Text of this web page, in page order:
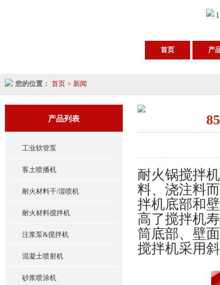
首页 产
您的位置： 首页 > 新闻
产品列表
工业软管泵
客土喷播机
耐火材料干/湿喷机
耐火材料搅拌机
注浆泵&搅拌机
混凝土喷射机
砂浆喷涂机
耐火锅搅拌
料、浇注料
拌机底部和
高了搅拌机
筒底部、壁
搅拌机采用